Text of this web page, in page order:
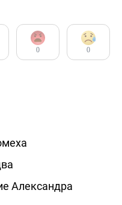
0 0
Александра